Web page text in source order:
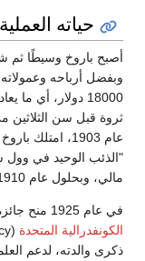
حياته العملية
أصبح باروخ وسيطًا ثم
وبفضل أرباحه
ثروة قبل سن الثلاثين
عام 1903، امتلك
"الذئب الوحيد في وول
مالي، وبحلول عام 1910، أصبح أحد أشهر الممولين في وول ستريت.
في عام 1925 منح جائزة السيدة سيمون باروخ من
الكونفدرالية المتحدة
ذكرى والدته، لدعم